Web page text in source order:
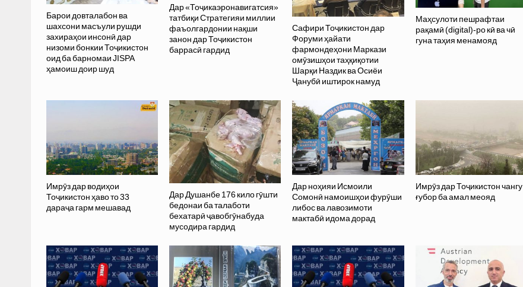
Барои довталабон ва
шахсони масъули рушди
захираҳои инсонӣ дар
низоми бонкии Тоҷикистон
оид ба барномаи JISPA
ҳамоиш доир шуд
Дар «Тоҷикаэронавигатсия»
татбиқи Стратегияи миллии
фаъолгардонии нақши
занон дар Тоҷикистон
баррасӣ гардид
Сафири Тоҷикистон дар
Форуми ҳайати
фармондеҳони Маркази
омӯзишҳои таҳқиқотии
Шарқи Наздик ва Осиёи
Ҷанубӣ иштирок намуд
Маҳсулоти пешрафтаи
рақамӣ (digital)-ро кӣ ва чӣ
гуна таҳия менамояд
Имрӯз дар водиҳои
Тоҷикистон ҳаво то 33
дараҷа гарм мешавад
Дар Душанбе 176 кило гӯшти
бедонаи ба талаботи
бехатарӣ ҷавобгӯнабуда
мусодира гардид
Дар ноҳияи Исмоили
Сомонӣ намоишҳои фурӯши
либос ва лавозимоти
мактабӣ идома дорад
Имрӯз дар Тоҷикистон чангу
ғубор ба амал меояд